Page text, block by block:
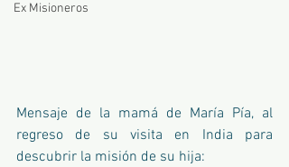
Ex Misioneros
Mensaje de la mamá de María Pía, al
regreso de su visita en India para
descubrir la misión de su hija: